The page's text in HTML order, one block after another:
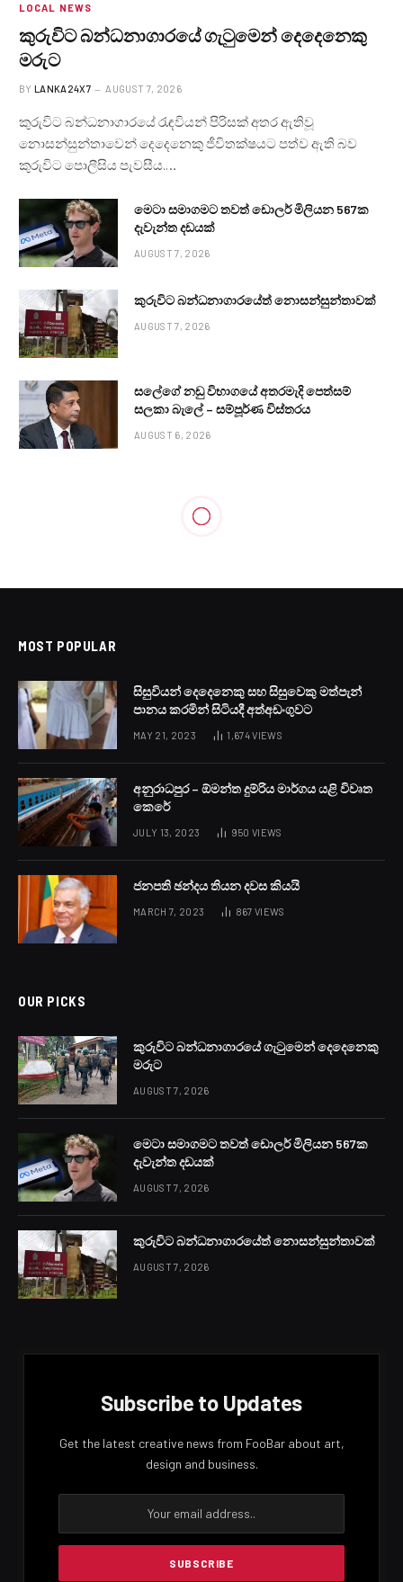
LOCAL NEWS
කුරුවිට බන්ධනාගාරයේ ගැටුමෙන් දෙදෙනෙකු
මරුට
BY LANKA24X7 AUGUST 7, 2026
කුරුවිට බන්ධනාගාරයේ රැඳවියන් පිරිසක් අතර ඇතිවූ
නොසන්සුන්තාවෙන් දෙදෙනෙකු ජීවිතක්ෂයට පත්ව ඇති බව
කුරුවිට පොලීසිය පැවසීය.…
මෙටා සමාගමට තවත් ඩොලර් මිලියන 567ක
දැවැන්ත දඩයක්
AUGUST 7, 2026
කුරුවිට බන්ධනාගාරයේත් නොසන්සුන්තාවක්
AUGUST 7, 2026
සලේගේ නඩු විභාගයේ අතරමැදි පෙත්සම්
සලකා බැලේ – සම්පූර්ණ විස්තරය
AUGUST 6, 2026
MOST POPULAR
සිසුවියන් දෙදෙනෙකු සහ සිසුවෙකු මත්පැන්
පානය කරමින් සිටියදී අත්අඩංගුවට
MAY 21, 2023 1,674VIEWS
අනුරාධපුර – ඕමන්ත දුම්රිය මාර්ගය යළි විවෘත
කෙරේ
JULY 13, 2023 950 VIEWS
ජනපති ඡන්දය තියන දවස කියයි
MARCH 7, 2023 867 VIEWS
OUR PICKS
කුරුවිට බන්ධනාගාරයේ ගැටුමෙන් දෙදෙනෙකු
මරුට
AUGUST 7, 2026
මෙටා සමාගමට තවත් ඩොලර් මිලියන 567ක
දැවැන්ත දඩයක්
AUGUST 7, 2026
කුරුවිට බන්ධනාගාරයේත් නොසන්සුන්තාවක්
AUGUST 7, 2026
Subscribe to Updates
Get the latest creative news from FooBar about art,
design and business.